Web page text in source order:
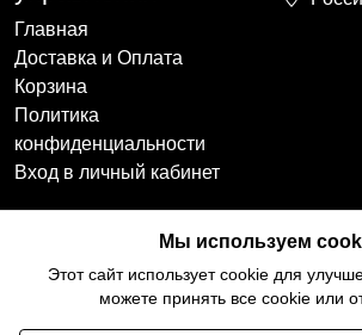
Главная
Доставка и Оплата
Корзина
Политика
конфиденциальности
Вход в личный кабинет
Наши контакты
ccozy@yandex.ru
Мы в
сетях
Мы используем
Этот сайт использует cookie для
можете принять все cookie или